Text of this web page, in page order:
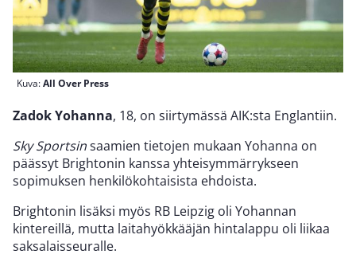
Kuva:All Over Press
Zadok Yohanna, 18, on siirtymässä AIK:sta Englantiin.
Sky Sportsinsaamien tietojen mukaan Yohanna on
päässyt Brightonin kanssa yhteisymmärrykseen
sopimuksen henkilökohtaisista ehdoista.
Brightonin lisäksi myös RB Leipzig oli Yohannan
kintereillä, mutta laitahyökkääjän hintalappu oli liikaa
saksalaisseuralle.